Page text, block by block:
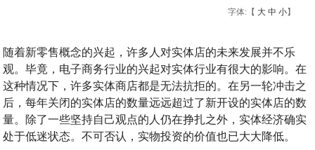
字体:【 大 中 小】
随着新零售概念的兴起，许多人对实体店的未来发展并不乐
观。毕竟，电子商务行业的兴起对实体行业有很大的影响。在
这种情况下，许多实体商店都是无法抗拒的。在另一轮冲击之
后，每年关闭的实体店的数量远远超过了新开设的实体店的数
量。除了一些坚持自己观点的人仍在挣扎之外，实体经济确实
处于低迷状态。不可否认，实物投资的价值也已大大降低。